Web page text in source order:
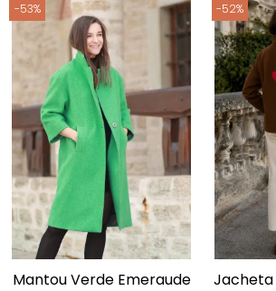
-53%
Mantou Verde Emeraude
-52%
Jacheta